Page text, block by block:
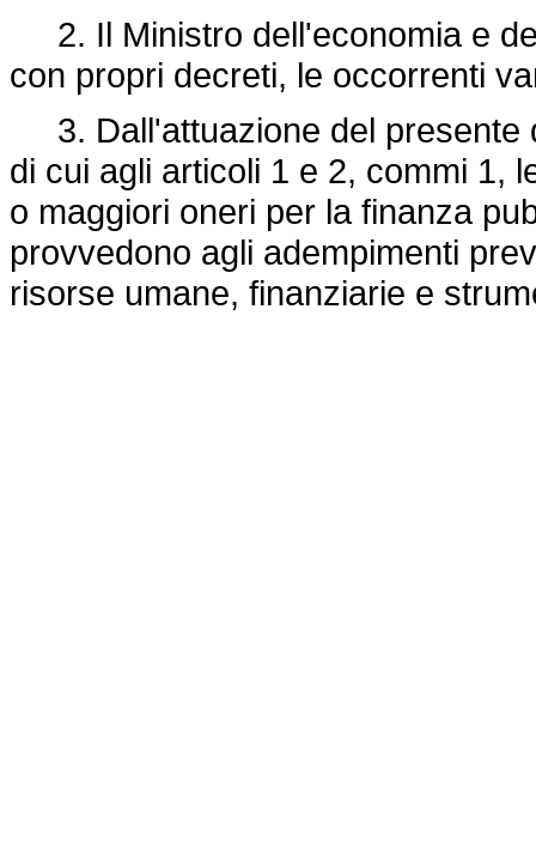
2. Il Ministro dell'economia e
con propri decreti, le occorrenti
3. Dall'attuazione del presente
di cui agli articoli 1 e 2, commi 1,
o maggiori oneri per la finanza
provvedono agli adempimenti
risorse umane, finanziarie e